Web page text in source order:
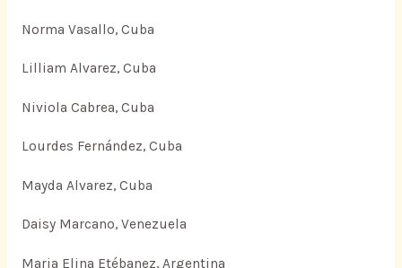
Norma Vasallo, Cuba
Lilliam Alvarez, Cuba
Niviola Cabrea, Cuba
Lourdes Fernández, Cuba
Mayda Alvarez, Cuba
Daisy Marcano, Venezuela
Maria Elina Etébanez, Argentina